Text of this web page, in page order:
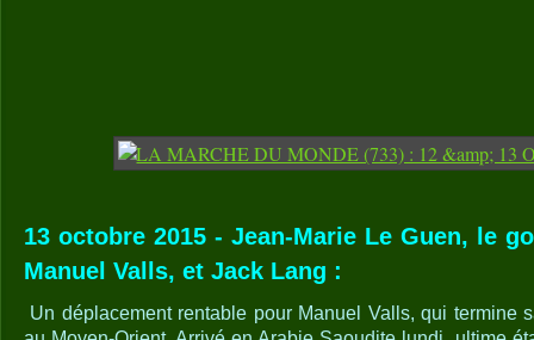
13 octobre 2015 - Jean-Marie Le Guen, le
Manuel Valls, et Jack Lang :
Un déplacement rentable pour Manuel Valls, qui termine